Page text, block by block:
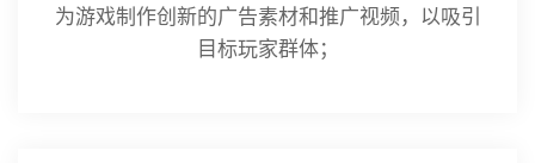
为游戏制作创新的广告素材和推广视频，以吸引
目标玩家群体；